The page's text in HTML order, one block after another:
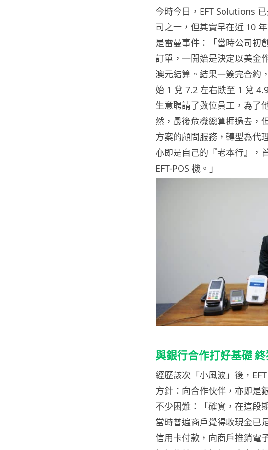
今時今日，EFT Solutions
司之一，但其實早在近 10
是雷曼事件：「當時公司初
訂單，一開始是決定以美金
澳元結算。結果一簽完合約
始 1 兌 7.2 左右跌至 1 兌
生意聘請了數位員工，為了
然，最後危機總算捱過去，
方案的顧問服務，轉型為代
亦即是自己的『老本行』，
EFT-POS 機。」
與銀行合作打好基礎終
經歷該次「小風波」後，
方針：向合作伙伴，亦即是
不少困難：「確實，在這段
當時普遍商戶覺得收現金已
信用卡付款，向商戶推銷電